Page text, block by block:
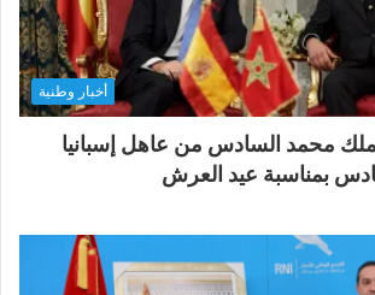
أخبار وطنية
محمد السادس من عاهل إسبانيا
بمناسبة عيد العرش